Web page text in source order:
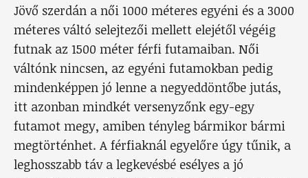
Jövő szerdán a női 1000 méteres egyéni és a 3000
méteres váltó selejtezői mellett elejétől végéig
futnak az 1500 méter férfi futamaiban. Női
váltónk nincsen, az egyéni futamokban pedig
mindenképpen jó lenne a negyeddöntőbe jutás,
itt azonban mindkét versenyzőnk egy-egy
futamot megy, amiben tényleg bármikor bármi
megtörténhet. A férfiaknál egyelőre úgy tűnik, a
leghosszabb táv a legkevésbé esélyes a jó